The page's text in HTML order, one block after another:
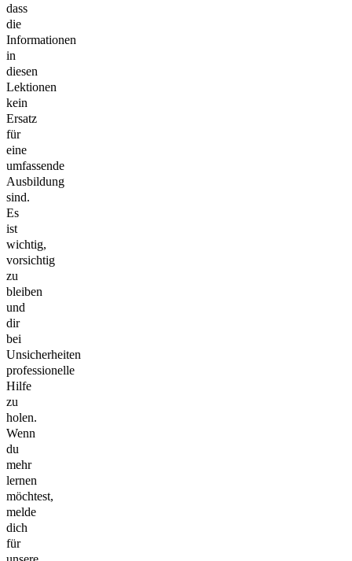
dass
die
Informationen
in
diesen
Lektionen
kein
Ersatz
für
eine
umfassende
Ausbildung
sind.
Es
ist
wichtig,
vorsichtig
zu
bleiben
und
dir
bei
Unsicherheiten
professionelle
Hilfe
zu
holen.
Wenn
du
mehr
lernen
möchtest,
melde
dich
für